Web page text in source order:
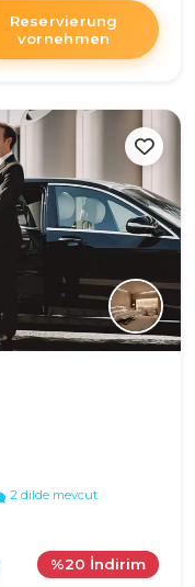
Reservierung
vornehmen
2 dilde mevcut
%20 İndirim